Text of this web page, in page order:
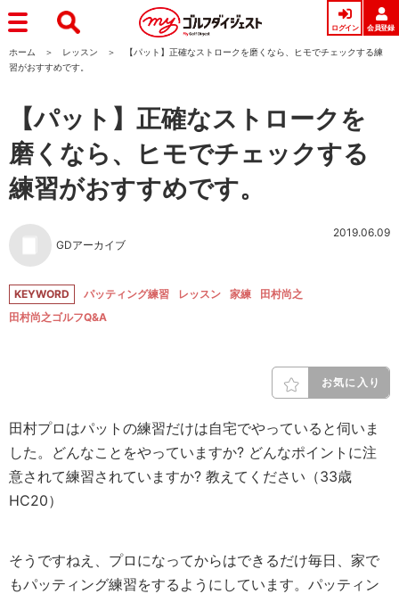
ログイン 会員登録
ホーム レッスン
【パット】正確なストロークを磨くなら、ヒモでチェックする練
習がおすすめです。
【パット】正確なストロークを
磨くなら、ヒモでチェックする
練習がおすすめです。
GDアーカイブ
2019.06.09
KEYWORD パッティング練習 レッスン 家練
田村尚之
田村尚之ゴルフQ&A
お気に入り
田村プロはパットの練習だけは自宅でやっていると伺いま
した。どんなことをやっていますか? どんなポイントに注
意されて練習されていますか? 教えてください（33歳
HC20）
そうですねえ、プロになってからはできるだけ毎日、家で
もパッティング練習をするようにしています。パッティン